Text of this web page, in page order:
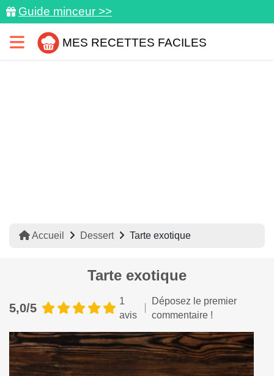
Guide minceur >>
MES RECETTES FACILES
Accueil Dessert Tarte exotique
Tarte exotique
5,0/5
1
avis
Déposez le premier
commentaire !